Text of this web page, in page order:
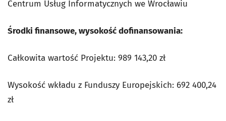
Centrum Usług Informatycznych we Wrocławiu
Środki finansowe, wysokość dofinansowania:
Całkowita wartość Projektu: 989 143,20 zł
Wysokość wkładu z Funduszy Europejskich: 692 400,24
zł